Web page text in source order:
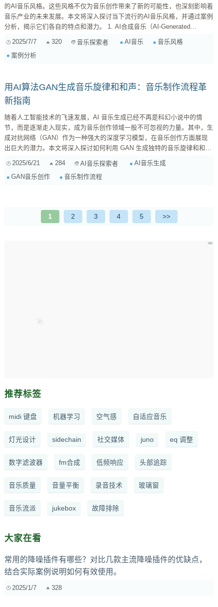
的AI音乐风格。这些风格不仅为音乐创作带来了新的可能性，也深刻影响着
音乐产业的未来发展。本文将深入探讨当下流行的AI音乐风格，并通过案例
分析，揭示它们各自的特点和潜力。 1. AI合成音乐（AI-Generated
类音乐通常由AI模型学习大量的音乐数据，然后根据预设的规则或目标，自
2025/7/7 320 音乐探索者 AI音乐
音乐风格
案例分析
用AI算法GAN生成音乐旋律和和声：音乐制作流程革
新指南
随着人工智能技术的飞速发展，AI 音乐生成已经不再是科幻小说中的情
节，而是逐渐走入现实，成为音乐创作领域一股不可忽视的力量。其中，生
成对抗网络（GAN）作为一种强大的深度学习模型，在音乐创作方面展现
出巨大的潜力。本文将深入探讨如何利用 GAN 生成独特的音乐旋律和和
声，并将其融入到你的音乐制作流程中，为你的创作注入新的活力。 1. AI
音乐生成基础：从理论到实践 在深入 GAN 之前，我们先来了解一下 AI 音
乐生成的基本概念。AI 音乐生成是指利用人工智能算法，让计算机自动创
2025/6/21 284 AI音乐探索者
AI音乐生成
GAN音乐创作
音乐制作流程
1 2 3 4 5 >>
推荐标签
midi 键盘 机器学习 空气感 自适应音乐
灯光设计 sidechain 社交媒体 juno eq 调整
数字滤波器 fm合成 低频响应 头部追踪
音乐质量 音量平衡 录音技术 玻璃窗
音乐流派 jukebox 故障排除
大家在看
常用的降噪插件有哪些？对比几款主流降噪插件的优缺点，
结合实际案例说明如何有效使用。
2025/1/7 328